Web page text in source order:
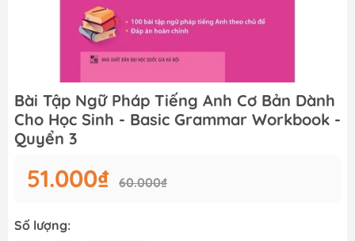
Bài Tập Ngữ Pháp Tiếng Anh Cơ Bản Dành
Cho Học Sinh - Basic Grammar Workbook -
Quyển 3
51.000₫ 60.000₫
Số lượng: